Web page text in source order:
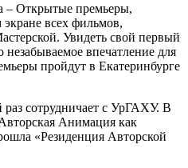
– Открытые премьеры,
всех фильмов,
Увидеть свой первый
впечатление для
пройдут в Екатеринбурге
сотрудничает с УрГАХУ. В
Анимация как
«Резиденция Авторской